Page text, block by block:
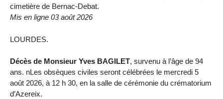
cimetière de Bernac-Debat.
Mis en ligne 03 août 2026
LOURDES.
Décès de Monsieur Yves BAGILET, survenu à l’âge de 94
ans. nLes obsèques civiles seront célébrées le mercredi 5
août 2026, à 12 h 30, en la salle de cérémonie du crématorium
d’Azereix.